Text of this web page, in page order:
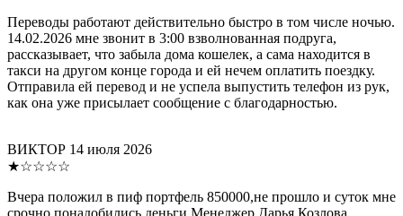
Переводы работают действительно быстро в том числе ночью.
14.02.2026 мне звонит в 3:00 взволнованная подруга,
рассказывает, что забыла дома кошелек, а сама находится в
такси на другом конце города и ей нечем оплатить поездку.
Отправила ей перевод и не успела выпустить телефон из рук,
как она уже присылает сообщение с благодарностью.
ВИКТОР 14 июля 2026
★☆☆☆☆
Вчера положил в пиф портфель 850000,не прошло и суток мне
срочно понадобились деньги.Менеджер Дарья Козлова